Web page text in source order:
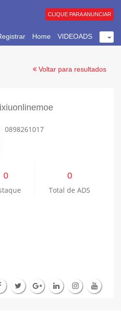
Home VIDEOADS
CLIQUE PARA ANUNCIAR
Voltar para resultados
0898261017
0 0
Total de ADS